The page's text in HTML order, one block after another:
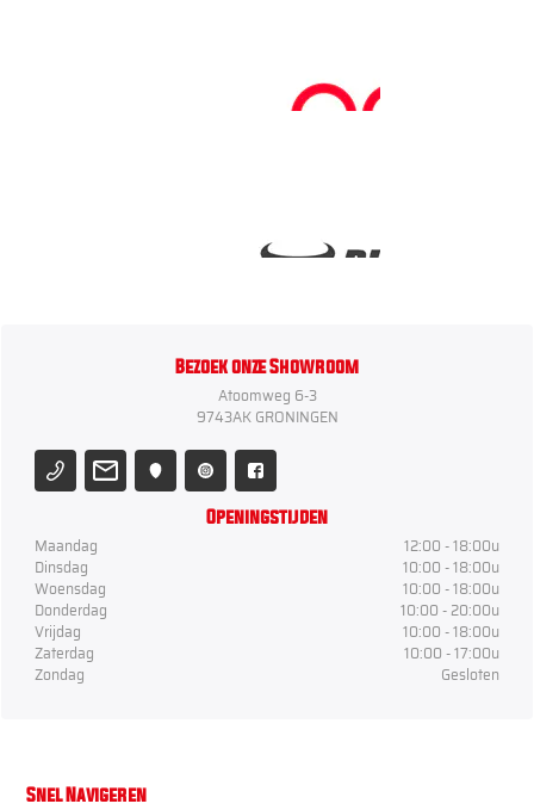
Bezoek onze Showroom
Atoomweg 6-3
9743AK GRONINGEN
Openingstijden
Maandag
12:00 - 18:00u
Dinsdag
10:00 - 18:00u
Woensdag
10:00 - 18:00u
Donderdag
10:00 - 20:00u
Vrijdag
10:00 - 18:00u
Zaterdag
10:00 - 17:00u
Zondag
Gesloten
Snel Navigeren